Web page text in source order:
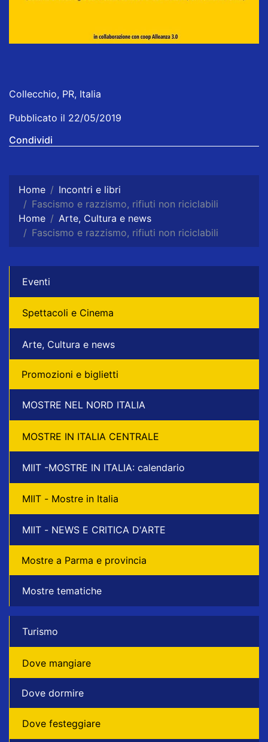
Collecchio, PR, Italia
Pubblicato il 22/05/2019
Condividi
Home
Incontri e libri
Fascismo e razzismo, rifiuti non riciclabili
Home
Arte, Cultura e news
Fascismo e razzismo, rifiuti non riciclabili
Eventi
Spettacoli e Cinema
Arte, Cultura e news
Promozioni e biglietti
MOSTRE NEL NORD ITALIA
MOSTRE IN ITALIA CENTRALE
MIIT -MOSTRE IN ITALIA: calendario
MIIT - Mostre in Italia
MIIT - NEWS E CRITICA D'ARTE
Mostre a Parma e provincia
Mostre tematiche
Turismo
Dove mangiare
Dove dormire
Dove festeggiare